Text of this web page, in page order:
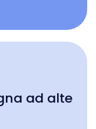
ad alte